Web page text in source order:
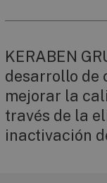
KERABEN
desarrollo de
mejorar la
través de la
inactivación